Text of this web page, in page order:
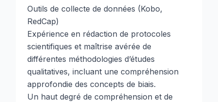
Outils de collecte de données (Kobo,
RedCap)
Expérience en rédaction de protocoles
scientifiques et maîtrise avérée de
différentes méthodologies d’études
qualitatives, incluant une compréhension
approfondie des concepts de biais.
Un haut degré de compréhension et de